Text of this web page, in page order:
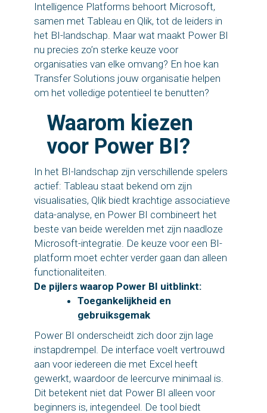
Intelligence Platforms behoort Microsoft,
samen met Tableau en Qlik, tot de leiders in
het BI-landschap. Maar wat maakt Power BI
nu precies zo’n sterke keuze voor
organisaties van elke omvang? En hoe kan
Transfer Solutions jouw organisatie helpen
om het volledige potentieel te benutten?
Waarom kiezen
voor Power BI?
In het BI-landschap zijn verschillende spelers
actief: Tableau staat bekend om zijn
visualisaties, Qlik biedt krachtige associatieve
data-analyse, en Power BI combineert het
beste van beide werelden met zijn naadloze
Microsoft-integratie. De keuze voor een BI-
platform moet echter verder gaan dan alleen
functionaliteiten.
De pijlers waarop Power BI uitblinkt:
Toegankelijkheid en
gebruiksgemak
Power BI onderscheidt zich door zijn lage
instapdrempel. De interface voelt vertrouwd
aan voor iedereen die met Excel heeft
gewerkt, waardoor de leercurve minimaal is.
Dit betekent niet dat Power BI alleen voor
beginners is, integendeel. De tool biedt